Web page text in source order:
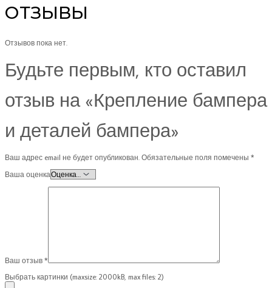
ОТЗЫВЫ
Отзывов пока нет.
Будьте первым, кто оставил
отзыв на «Крепление бампера
и деталей бампера»
Ваш адрес email не будет опубликован. Обязательные поля помечены *
Ваша оценка
Ваш отзыв *
Выбрать картинки (maxsize: 2000kB, max files: 2)